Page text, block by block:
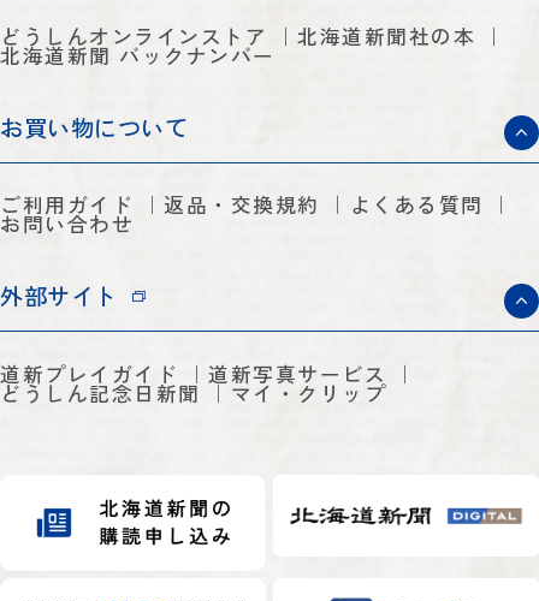
どうしんオンラインストア 北海道新聞社の本
北海道新聞 バックナンバー
お買い物について
ご利用ガイド 返品・交換規約 よくある質問
お問い合わせ
外部サイト
道新プレイガイド 道新写真サービス
どうしん記念日新聞 マイ・クリップ